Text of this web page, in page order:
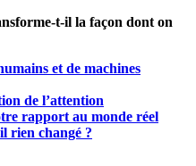
t-il la façon dont on
et de machines
de l’attention
rapport au monde réel
rien changé ?